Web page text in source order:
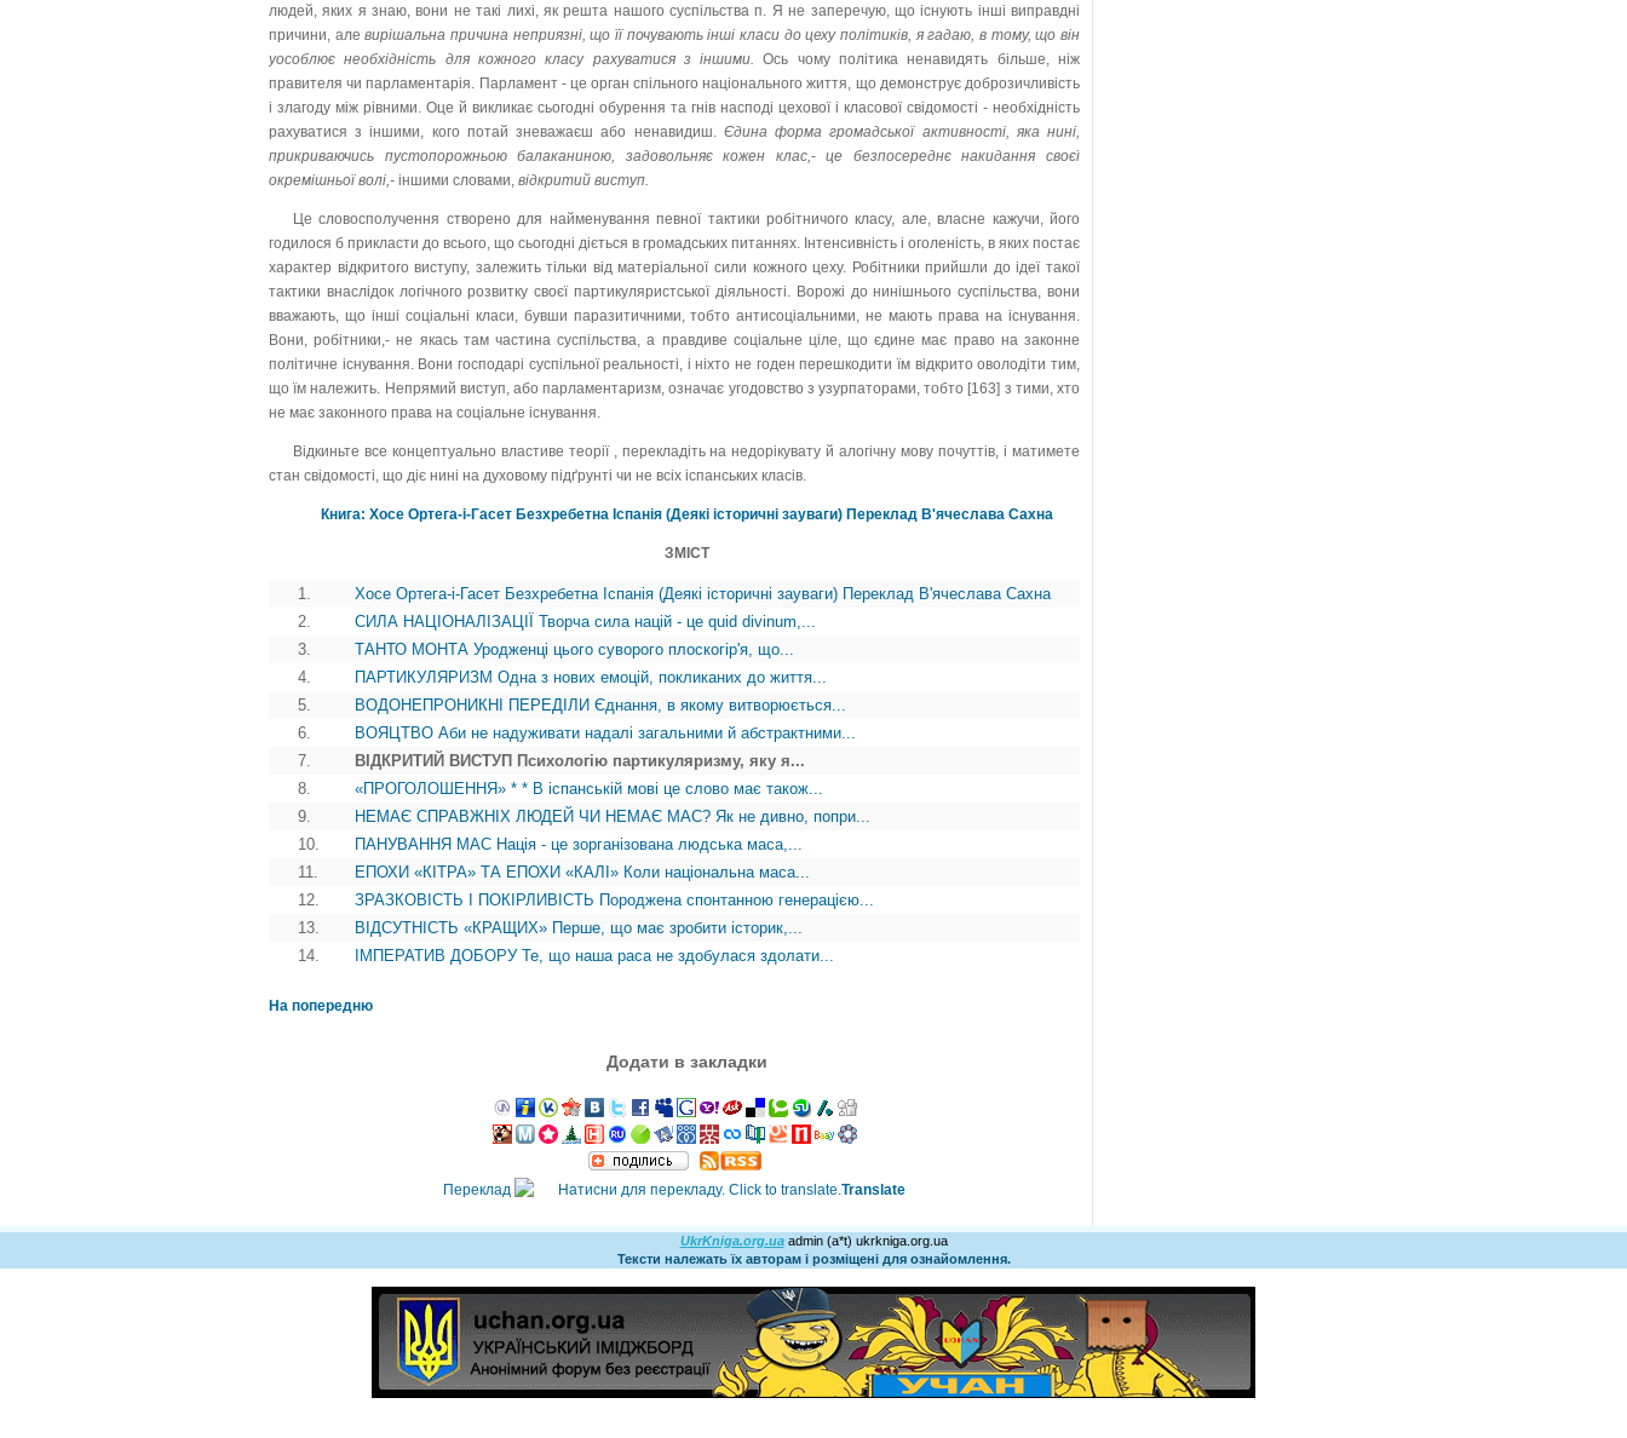
людей, яких я знаю, вони не такі лихі, як решта нашого суспільства п. Я не заперечую, що існують інші виправдні
причини, алевирішальна причина неприязні, що її почувають інші класи до цеху політиків, я гадаю, в тому, що він
уособлює необхідність для кожного класу рахуватися з іншими.Ось чому політика ненавидять більше, ніж
правителя чи парламентарія. Парламент - це орган спільного національного життя, що демонструє доброзичливість
і злагоду між рівними. Оце й викликає сьогодні обурення та гнів насподі цехової і класової свідомості - необхідність
рахуватися з іншими, кого потай зневажаєш або ненавидиш. Єдина форма громадської активності, яка нині,
прикриваючись пустопорожньою балаканиною, задовольняє кожен клас,-це безпосереднє накидання своєї
окремішньої волі,- іншими словами, відкритий виступ.
Це словосполучення створено для найменування певної тактики робітничого класу, але, власне кажучи, його
годилося б прикласти до всього, що сьогодні діється в громадських питаннях. Інтенсивність і оголеність, в яких постає
характер відкритого виступу, залежить тільки від матеріальної сили кожного цеху. Робітники прийшли до ідеї такої
тактики внаслідок логічного розвитку своєї партикуляристської діяльності. Ворожі до нинішнього суспільства, вони
вважають, що інші соціальні класи, бувши паразитичними, тобто антисоціальними, не мають права на існування.
Вони, робітники,- не якась там частина суспільства, а правдиве соціальне ціле, що єдине має право на законне
політичне існування. Вони господарі суспільної реальності, і ніхто не годен перешкодити їм відкрито оволодіти тим,
що їм належить. Непрямий виступ, або парламентаризм, означає угодовство з узурпаторами, тобто [163] з тими, хто
не має законного права на соціальне існування.
Відкиньте все концептуально властиве теорії , перекладіть на недорікувату й алогічну мову почуттів, і матимете
стан свідомості, що діє нині на духовому підґрунті чи не всіх іспанських класів.
Книга: Хосе Ортега-і-Гасет Безхребетна Іспанія (Деякі історичні зауваги) Переклад В'ячеслава Сахна
ЗМІСТ
1.
Хосе Ортега-і-Гасет Безхребетна Іспанія (Деякі історичні зауваги) Переклад В'ячеслава Сахна
2.
СИЛА НАЦІОНАЛІЗАЦІЇ Творча сила націй - це quid divinum,...
3.
ТАНТО МОНТА Уродженці цього суворого плоскогір'я, що...
4.
ПАРТИКУЛЯРИЗМ Одна з нових емоцій, покликаних до життя...
5.
ВОДОНЕПРОНИКНІ ПЕРЕДІЛИ Єднання, в якому витворюється...
6.
ВОЯЦТВО Аби не надуживати надалі загальними й абстрактними...
7.
ВІДКРИТИЙ ВИСТУП Психологію партикуляризму, яку я...
8.
«ПРОГОЛОШЕННЯ» * * В іспанській мові це слово має також...
9.
НЕМАЄ СПРАВЖНІХ ЛЮДЕЙ ЧИ НЕМАЄ МАС? Як не дивно, попри...
10.
ПАНУВАННЯ МАС Нація - це зорганізована людська маса,...
11.
ЕПОХИ «КІТРА» ТА ЕПОХИ «КАЛІ» Коли національна маса...
12.
ЗРАЗКОВІСТЬ І ПОКІРЛИВІСТЬ Породжена спонтанною генерацією...
13.
ВІДСУТНІСТЬ «КРАЩИХ» Перше, що має зробити історик,...
14.
ІМПЕРАТИВ ДОБОРУ Те, що наша раса не здобулася здолати...
На попередню
Додати в закладки
Переклад Translate
UkrKniga.org.uaadmin (a*t) ukrkniga.org.ua
Тексти належать їх авторам і розміщені для ознайомлення.